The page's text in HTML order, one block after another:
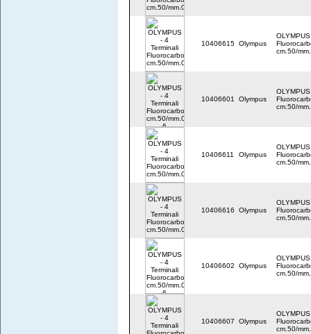
10406615 Olympus
cm.50/
10406601 Olympus
cm.50/
10406611 Olympus
cm.50/
10406616 Olympus
cm.50/
10406602 Olympus
cm.50/
10406607 Olympus
cm.50/